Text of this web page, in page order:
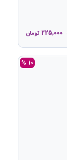
225,000 تومان
10 %